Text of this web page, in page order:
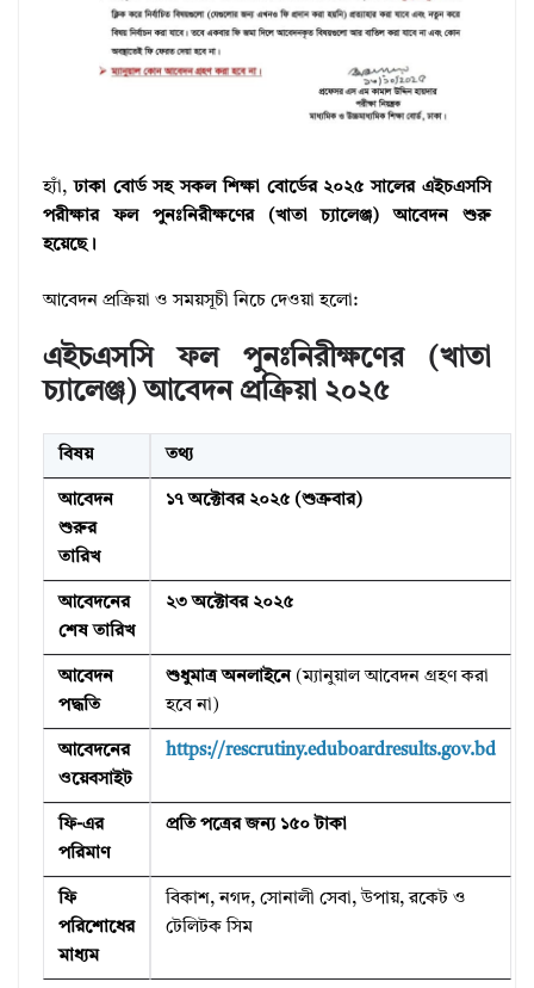
হ্যাঁ,ঢাকা বোর্ড সহ সকল শিক্ষা বোর্ডের ২০২৫ সালের এইচএসসি
পরীক্ষার ফল পুনঃনিরীক্ষণের (খাতা চ্যালেঞ্জ) আবেদন শুরু
হয়েছে।
আবেদন প্রক্রিয়া ও সময়সূচী নিচে দেওয়া হলো:
এইচএসসি ফল পুনঃনিরীক্ষণের (খাতা
চ্যালেঞ্জ) আবেদন প্রক্রিয়া ২০২৫
বিষয় তথ্য
আবেদন
শুরুর
তারিখ
১৭ অক্টোবর ২০২৫ (শুক্রবার)
আবেদনের
শেষ তারিখ
২৩ অক্টোবর ২০২৫
আবেদন
পদ্ধতি
শুধুমাত্র অনলাইনে(ম্যানুয়াল আবেদন গ্রহণ করা
হবে না)
আবেদনের
ওয়েবসাইট
https://rescrutiny.eduboardresults.gov.bd
ফি-এর
পরিমাণ
প্রতি পত্রের জন্য ১৫০ টাকা
ফি
পরিশোধের
মাধ্যম
বিকাশ, নগদ, সোনালী সেবা, উপায়, রকেট ও
টেলিটক সিম